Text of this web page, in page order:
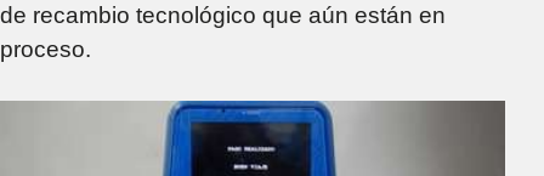
de recambio tecnológico que aún están en
proceso.